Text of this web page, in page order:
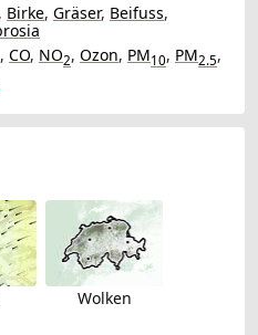
, Birke, Gräser, Beifuss,
, CO, NO2, Ozon, PM10, PM2.5,
Wolken